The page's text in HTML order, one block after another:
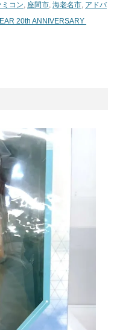
コン, 座間市, 海老名市, アドバ
​20th ​ANNIVERSARY